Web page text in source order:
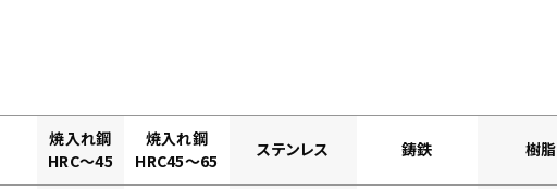
焼入れ鋼
HRC～45
焼入れ鋼
HRC45～65
ステンレス 鋳鉄 樹脂